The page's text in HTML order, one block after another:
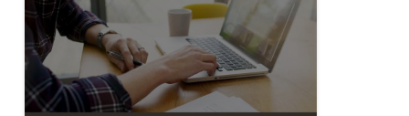
marketing
pour
piloter
votre
entreprise